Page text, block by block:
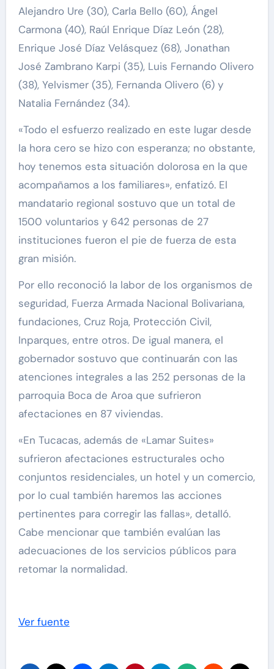
Alejandro Ure (30), Carla Bello (60), Ángel
Carmona (40), Raúl Enrique Díaz León (28),
Enrique José Díaz Velásquez (68), Jonathan
José Zambrano Karpi (35), Luis Fernando Olivero
(38), Yelvismer (35), Fernanda Olivero (6) y
Natalia Fernández (34).
«Todo el esfuerzo realizado en este lugar desde
la hora cero se hizo con esperanza; no obstante,
hoy tenemos esta situación dolorosa en la que
acompañamos a los familiares», enfatizó. El
mandatario regional sostuvo que un total de
1500 voluntarios y 642 personas de 27
instituciones fueron el pie de fuerza de esta
gran misión.
Por ello reconoció la labor de los organismos de
seguridad, Fuerza Armada Nacional Bolivariana,
fundaciones, Cruz Roja, Protección Civil,
Inparques, entre otros. De igual manera, el
gobernador sostuvo que continuarán con las
atenciones integrales a las 252 personas de la
parroquia Boca de Aroa que sufrieron
afectaciones en 87 viviendas.
«En Tucacas, además de «Lamar Suites»
sufrieron afectaciones estructurales ocho
conjuntos residenciales, un hotel y un comercio,
por lo cual también haremos las acciones
pertinentes para corregir las fallas», detalló.
Cabe mencionar que también evalúan las
adecuaciones de los servicios públicos para
retomar la normalidad.
Ver fuente